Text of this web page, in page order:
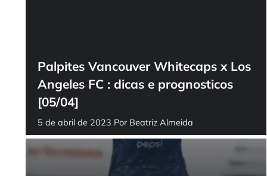
Palpites Vancouver Whitecaps x Los
Angeles FC : dicas e prognosticos
[05/04]
5 de abril de 2023 Por Beatriz Almeida